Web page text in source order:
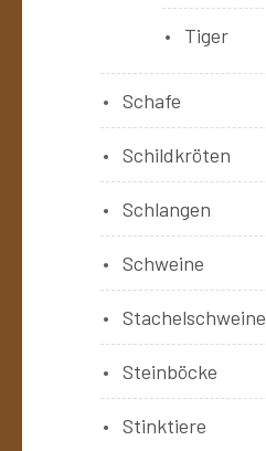
Tiger
Schafe
Schildkröten
Schlangen
Schweine
Stachelschweine
Steinböcke
Stinktiere